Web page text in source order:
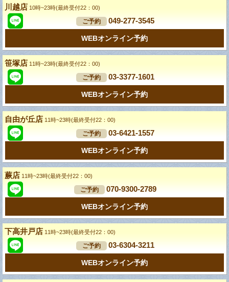
川越店 10時~23時(最終受付22：00)
ご予約 049-277-3545
WEBオンライン予約
笹塚店 11時~23時(最終受付22：00)
ご予約 03-3377-1601
WEBオンライン予約
自由が丘店 11時~23時(最終受付22：00)
ご予約 03-6421-1557
WEBオンライン予約
蕨店 11時~23時(最終受付22：00)
ご予約 070-9300-2789
WEBオンライン予約
下高井戸店 11時~23時(最終受付22：00)
ご予約 03-6304-3211
WEBオンライン予約